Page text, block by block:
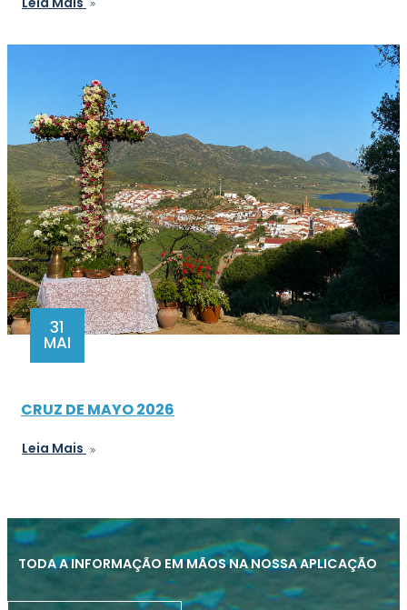
31
MAI
CRUZ DE MAYO 2026
Leia Mais
TODA A INFORMAÇÃO EM MÃOS NA NOSSA APLICAÇÃO